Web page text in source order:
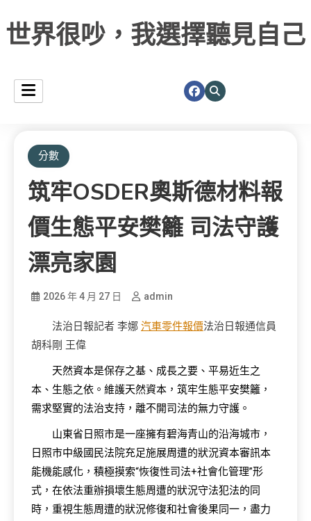
世界很吵，我選擇聽見自己
分數
筑牢OSDER奧斯德材料報
價生態平安樊籬 司法守護
漂亮家園
2026 年 4 月 27 日 admin
法治日報記者 李娜 汽車零件報價法治日報通信員
胡科剛 王偉
天然資本是保存之基、成長之要、平易近生之
本、生態之依。維護天然資本，筑牢生態平安樊籬，
需求堅實的法治支持，離不開司法的無力守護。
山東省日照市是一座擁有碧海青山的沿海城市，
日照市中級國民法院充足施展周遭的狀況資本審訊本
能機能感化，積極摸索“恢復性司法+社會化管理”形
式，在依法重辦損壞生態周遭的狀況守法犯法的同
時，重視生態周遭的狀況修復和社會後果同一，盡力